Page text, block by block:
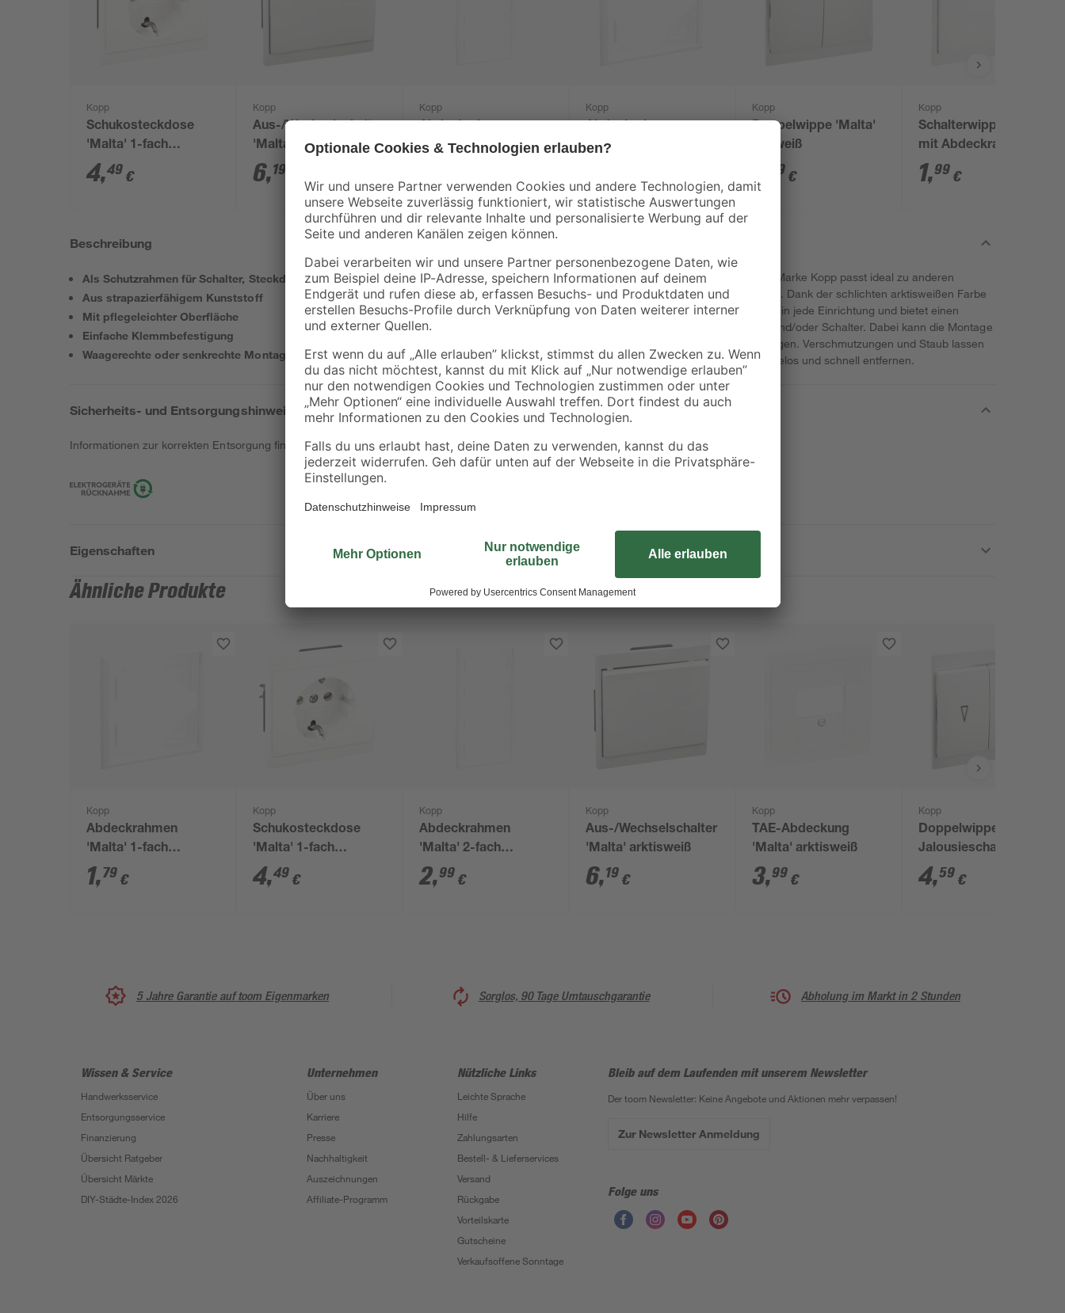
Kopp
Schukosteckdose
'Malta' 1-fach
arktisweiß
4,49 €
Kopp
Aus-/Wechselschalter
'Malta' arktisweiß
6,19
Kopp
'Malta' 2-fach
Kopp
'Malta' 1-fach
1
Kopp
Doppelwippe 'Malta'
reinweiß
2 19 €
Kopp
Schalterwippe 'Malta'
mit Abdeckrahmen
reinweiß
1,99 €
Beschreibung
Als Schutzrahmen für Schalter, Steckdosen etc.
Aus strapazierfähigem Kunststoff
Mit pflegeleichter Oberfläche
Einfache Klemmbefestigung
Waagerechte oder senkrechte Montage möglich
Dieser 3-fache Abdeckrahmen "Malta" von der Marke Kopp passt ideal zu anderen
Komponenten der markengleichen Schalterserie. Dank der schlichten arktisweißen Farbe
und der glänzenden Oberfläche passt er perfekt in jede Einrichtung und bietet einen
sicheren Steckplatz für bis zu drei Steckdosen und/oder Schalter. Dabei kann die Montage
nach Belieben senkrecht oder waagerecht erfolgen. Verschmutzungen und Staub lassen
sich von der robusten Kunststoffoberfläche mühelos und schnell entfernen.
Sicherheits- und Entsorgungshinweise
Informationen zur korrekten Entsorgung findest duhier.
Eigenschaften
Ähnliche Produkte
Kopp
Abdeckrahmen
'Malta' 1-fach
arktisweiß
1,79 €
Kopp
Schukosteckdose
'Malta' 1-fach
arktisweiß
4,49 €
Kopp
Abdeckrahmen
'Malta' 2-fach
arktisweiß
2,99 €
Kopp
Aus-/Wechselschalter
'Malta' arktisweiß
6,19 €
Kopp
TAE-Abdeckung
'Malta' arktisweiß
3,99 €
Kopp
Doppelwippe für
Jalousieschalter
'Malta' reinweiß
4,59 €
5 Jahre Garantie auf toom Eigenmarken Sorglos, 90 Tage Umtauschgarantie Abholung im Markt in 2 Stunden
Wissen & Service
Handwerksservice
Entsorgungsservice
Finanzierung
Übersicht Ratgeber
Übersicht Märkte
DIY-Städte-Index 2026
Unternehmen
Über uns
Karriere
Presse
Nachhaltigkeit
Auszeichnungen
Affiliate-Programm
Nützliche Links
Leichte Sprache
Hilfe
Zahlungsarten
Bestell- & Lieferservices
Versand
Rückgabe
Vorteilskarte
Gutscheine
Verkaufsoffene Sonntage
Bleib auf dem Laufenden mit unserem Newsletter
Der toom Newsletter: Keine Angebote und Aktionen mehr verpassen!
Zur Newsletter Anmeldung
Folge uns